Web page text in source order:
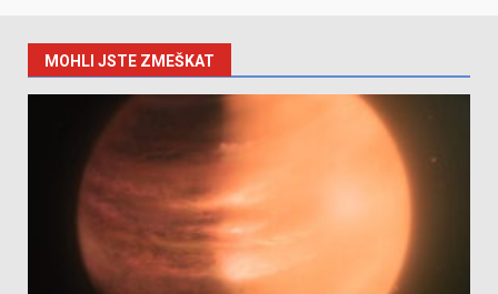
MOHLI JSTE ZMEŠKAT